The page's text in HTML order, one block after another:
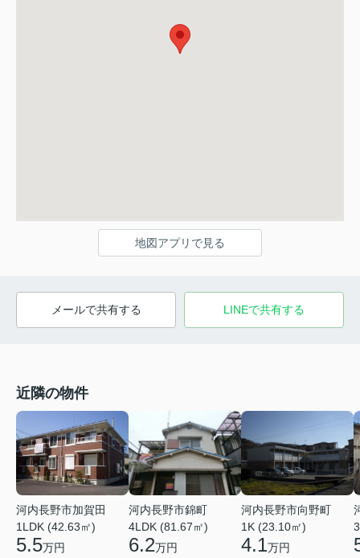
地図アプリで見る
メールで共有する LINEで共有する
近隣の物件
河内長野市加賀田
1LDK (42.63㎡)
5.5万円
河内長野市錦町
4LDK (81.67㎡)
6.2万円
河内長野市向野町
1K (23.10㎡)
4.1万円